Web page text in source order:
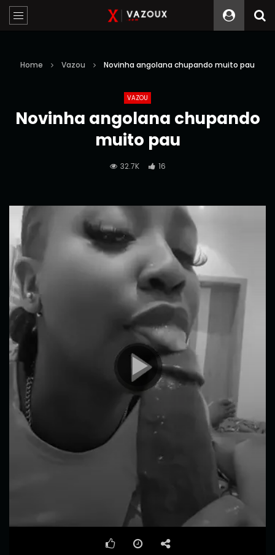
Home Vazou Novinha angolana chupando muito pau
VAZOU
Novinha angolana chupando
muito pau
32.7K 16
Reprodutor
vídeo